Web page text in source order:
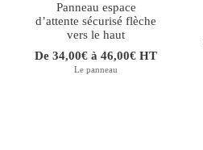
Panneau espace
d’attente sécurisé flèche
vers le haut
De 34,00€ à 46,00€ HT
Le panneau